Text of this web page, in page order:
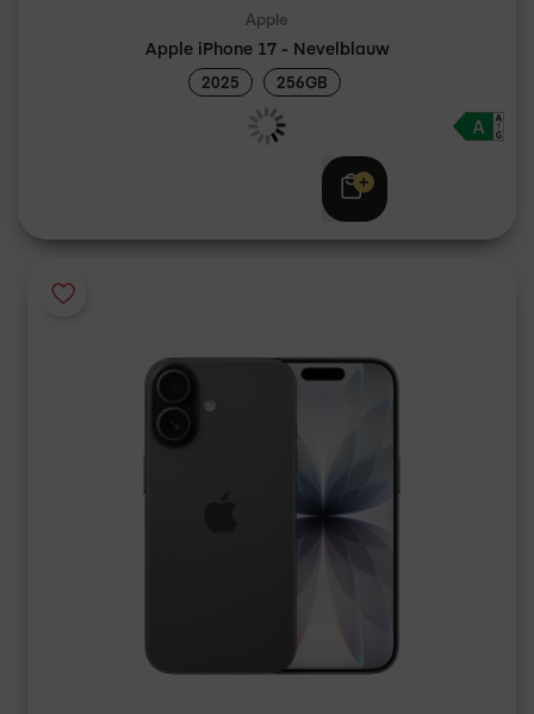
Apple
Apple iPhone 17 - Nevelblauw
2025 256GB